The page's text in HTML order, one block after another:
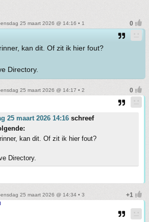
25 maart 2026 @ 14:16 • 1
kan dit. Of zit ik hier fout?
Directory.
25 maart 2026 @ 14:17 • 2
25 maart 2026 14:16 schreef
kan dit. Of zit ik hier fout?
Directory.
25 maart 2026 @ 14:34 • 3